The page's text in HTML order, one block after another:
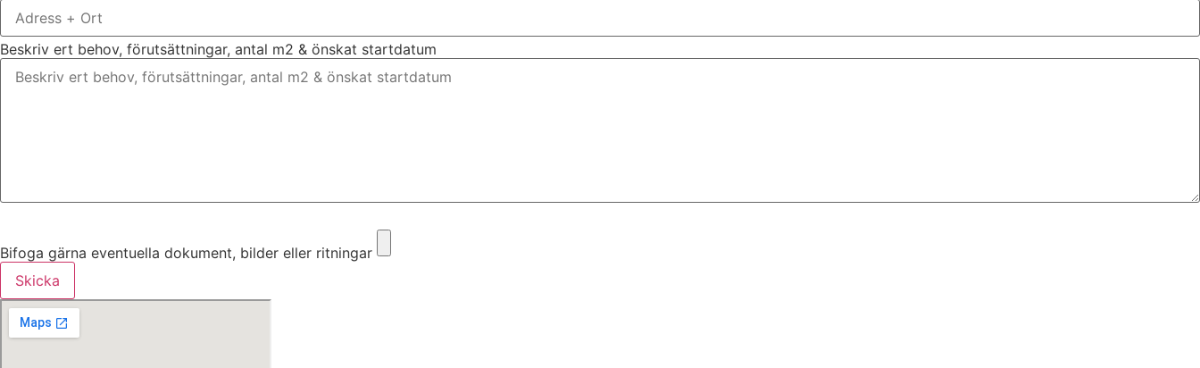
Beskriv ert behov, förutsättningar, antal m2 & önskat startdatum
Bifoga gärna eventuella dokument, bilder eller ritningar
Skicka